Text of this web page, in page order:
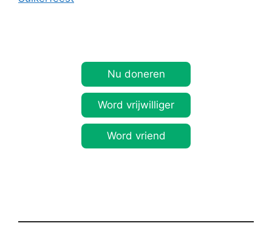
Nu doneren
Word vrijwilliger
Word vriend